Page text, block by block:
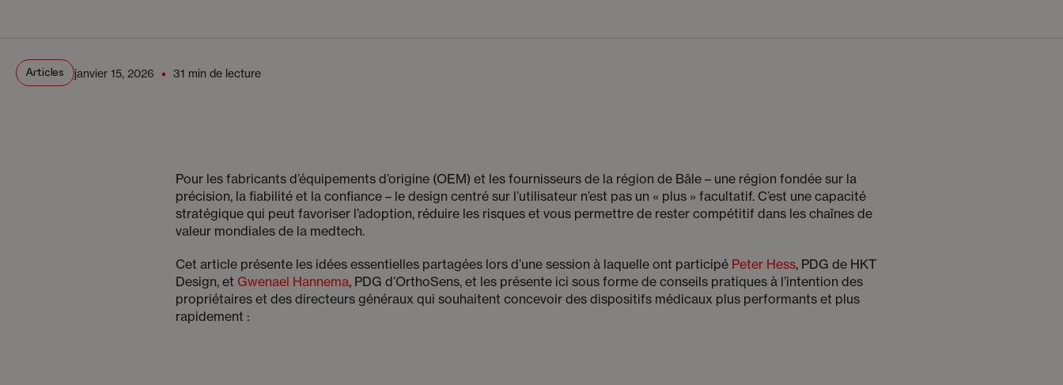
Articles janvier 15, 2026 31 min de lecture
Pour les fabricants d’équipements d’origine (OEM) et les fournisseurs de la région de Bâle – une région fondée sur la
précision, la fiabilité et la confiance – le design centré sur l’utilisateur n’est pas un « plus » facultatif. C’est une capacité
stratégique qui peut favoriser l’adoption, réduire les risques et vous permettre de rester compétitif dans les chaînes de
valeur mondiales de la medtech.
Cet article présente les idées essentielles partagées lors d’une session à laquelle ont participé Peter Hess, PDG de HKT
Design, et Gwenael Hannema, PDG d’OrthoSens, et les présente ici sous forme de conseils pratiques à l’intention des
propriétaires et des directeurs généraux qui souhaitent concevoir des dispositifs médicaux plus performants et plus
rapidement :